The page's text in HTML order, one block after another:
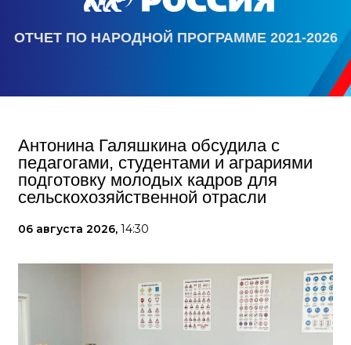
ОТЧЕТ ПО НАРОДНОЙ ПРОГРАММЕ 2021-2026
Антонина Галяшкина обсудила с
педагогами, студентами и аграриями
подготовку молодых кадров для
сельскохозяйственной отрасли
06 августа 2026, 14:30